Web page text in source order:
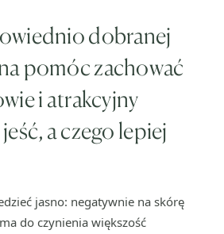
dobranej
pomóc zachować
i atrakcyjny
a czego lepiej
jasno: negatywnie na skórę
do czynienia większość